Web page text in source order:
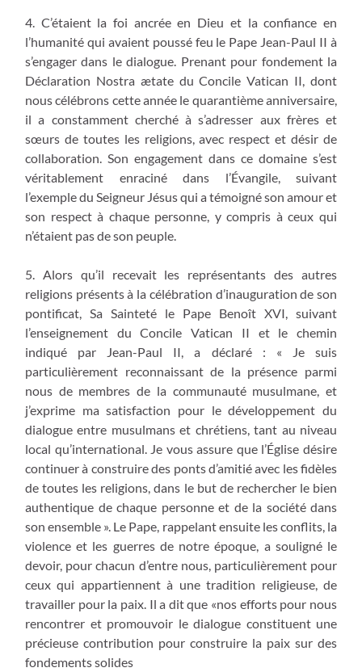
4. C’étaient la foi ancrée en Dieu et la confiance en
l’humanité qui avaient poussé feu le Pape Jean-Paul II à
s’engager dans le dialogue. Prenant pour fondement la
Déclaration Nostra ætate du Concile Vatican II, dont
nous célébrons cette année le quarantième anniversaire,
il a constamment cherché à s’adresser aux frères et
sœurs de toutes les religions, avec respect et désir de
collaboration. Son engagement dans ce domaine s’est
véritablement enraciné dans l’Évangile, suivant
l’exemple du Seigneur Jésus qui a témoigné son amour et
son respect à chaque personne, y compris à ceux qui
n’étaient pas de son peuple.
5. Alors qu’il recevait les représentants des autres
religions présents à la célébration d’inauguration de son
pontificat, Sa Sainteté le Pape Benoît XVI, suivant
l’enseignement du Concile Vatican II et le chemin
indiqué par Jean-Paul II, a déclaré : « Je suis
particulièrement reconnaissant de la présence parmi
nous de membres de la communauté musulmane, et
j’exprime ma satisfaction pour le développement du
dialogue entre musulmans et chrétiens, tant au niveau
local qu’international. Je vous assure que l’Église désire
continuer à construire des ponts d’amitié avec les fidèles
de toutes les religions, dans le but de rechercher le bien
authentique de chaque personne et de la société dans
son ensemble ». Le Pape, rappelant ensuite les conflits, la
violence et les guerres de notre époque, a souligné le
devoir, pour chacun d’entre nous, particulièrement pour
ceux qui appartiennent à une tradition religieuse, de
travailler pour la paix. Il a dit que «nos efforts pour nous
rencontrer et promouvoir le dialogue constituent une
précieuse contribution pour construire la paix sur des
fondements solides